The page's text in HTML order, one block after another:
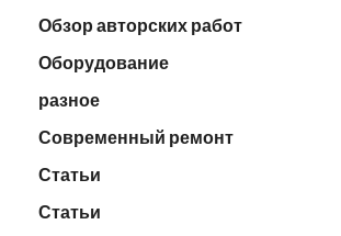
Обзор авторских работ
Оборудование
разное
Современный ремонт
Статьи
Статьи